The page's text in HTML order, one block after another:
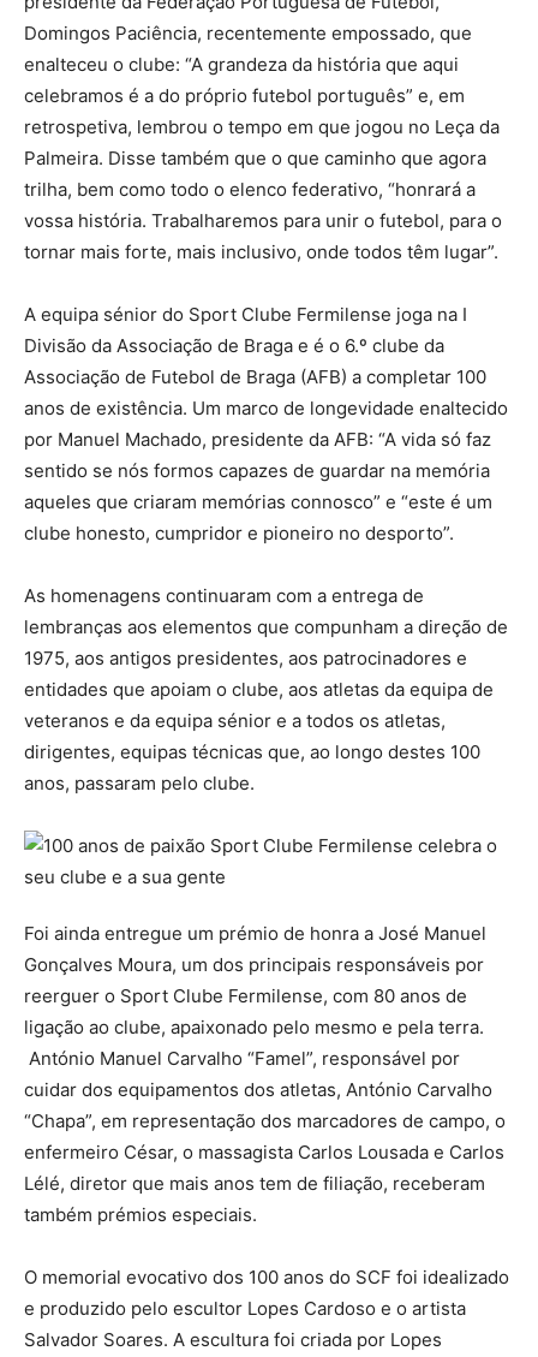
Domingos Paciência, recentemente empossado, que
enalteceu o clube: “A grandeza da história que aqui
celebramos é a do próprio futebol português” e, em
retrospetiva, lembrou o tempo em que jogou no Leça da
Palmeira. Disse também que o que caminho que agora
trilha, bem como todo o elenco federativo, “honrará a
vossa história. Trabalharemos para unir o futebol, para o
tornar mais forte, mais inclusivo, onde todos têm lugar”.
A equipa sénior do Sport Clube Fermilense joga na I
Divisão da Associação de Braga e é o 6.º clube da
Associação de Futebol de Braga (AFB) a completar 100
anos de existência. Um marco de longevidade enaltecido
por Manuel Machado, presidente da AFB: “A vida só faz
sentido se nós formos capazes de guardar na memória
aqueles que criaram memórias connosco” e “este é um
clube honesto, cumpridor e pioneiro no desporto”.
As homenagens continuaram com a entrega de
lembranças aos elementos que compunham a direção de
1975, aos antigos presidentes, aos patrocinadores e
entidades que apoiam o clube, aos atletas da equipa de
veteranos e da equipa sénior e a todos os atletas,
dirigentes, equipas técnicas que, ao longo destes 100
anos, passaram pelo clube.
Foi ainda entregue um prémio de honra a José Manuel
Gonçalves Moura, um dos principais responsáveis por
reerguer o Sport Clube Fermilense, com 80 anos de
ligação ao clube, apaixonado pelo mesmo e pela terra.
António Manuel Carvalho “Famel”, responsável por
cuidar dos equipamentos dos atletas, António Carvalho
“Chapa”, em representação dos marcadores de campo, o
enfermeiro César, o massagista Carlos Lousada e Carlos
Lélé, diretor que mais anos tem de filiação, receberam
também prémios especiais.
O memorial evocativo dos 100 anos do SCF foi idealizado
e produzido pelo escultor Lopes Cardoso e o artista
Salvador Soares. A escultura foi criada por Lopes